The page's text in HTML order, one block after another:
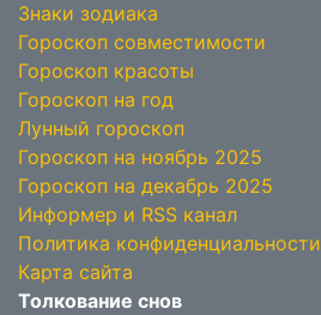
Знаки зодиака
Гороскоп совместимости
Гороскоп красоты
Гороскоп на год
Лунный гороскоп
Гороскоп на ноябрь 2025
Гороскоп на декабрь 2025
Информер и RSS канал
Политика конфиденциальности
Карта сайта
Толкование снов